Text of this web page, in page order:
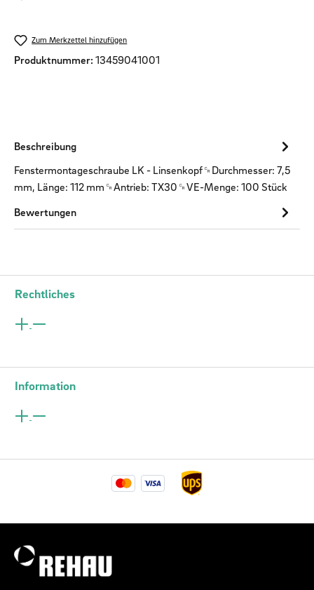
Zum Merkzettel hinzufügen
Produktnummer: 13459041001
Beschreibung
Fenstermontageschraube LK - Linsenkopf␍Durchmesser: 7,5
mm, Länge: 112 mm␍Antrieb: TX30␍VE-Menge: 100 Stück
Bewertungen
Rechtliches
Information